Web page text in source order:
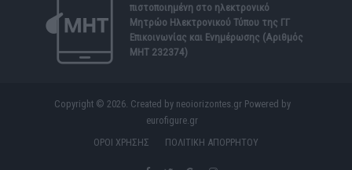
πιστοποιημένη στο ηλεκτρονικό
Μητρώο Ηλεκτρονικού Τύπου της ΓΓ
Επικοινωνίας και Ενημέρωσης (Αριθμός
ΜΗΤ 232374)
Copyright © 2026. Created by neoiorizontes.gr Powered by
eurofigure.gr
ΟΡΟΙ ΧΡΗΣΗΣ
ΠΟΛΙΤΙΚΗ ΑΠΟΡΡΗΤΟΥ